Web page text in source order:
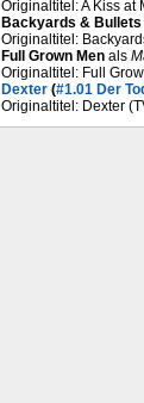
Originaltitel: A Kiss at
Backyards & Bullets
Originaltitel:
Full Grown Men als
Originaltitel: Full
Dexter (#1.01 Der
Originaltitel: Dexter